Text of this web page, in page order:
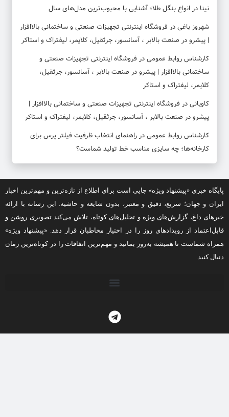
نینا در انواع بنگل طلا؛ آشنایی با محبوب‌ترین مدل‌های سال
شهروز باغیدر فروشگاه اینترنتی تجهیزات صنعتی و ساختمانی بالاافزار
| پیشرو در صنعت بالابر ، آسانسور، جرثقیل، کلایمر، لیفتراک و استاکر
کارشناس روابط عمومیدر فروشگاه اینترنتی تجهیزات صنعتی و
ساختمانی بالاافزار | پیشرو در صنعت بالابر ، آسانسور، جرثقیل،
کلایمر، لیفتراک و استاکر
کاویانیدر فروشگاه اینترنتی تجهیزات صنعتی و ساختمانی بالاافزار |
پیشرو در صنعت بالابر ، آسانسور، جرثقیل، کلایمر، لیفتراک و استاکر
کارشناس روابط عمومیدر راهنمای انتخاب ظرفیت فیلتر پرس برای
کارخانه‌ها؛ چه سایزی مناسب خط تولید شماست؟
پایگاه خبری «پیشنهاد ویژه» جایی است برای اطلاع از تازه‌ترین و مهم‌ترین اخبار
ایران و جهان؛ سریع، دقیق و معتبر، بدون شایعه و حاشیه. این رسانه با ارائه
خبرهای داغ، گزارش‌های ویژه و تحلیل‌های کوتاه، تلاش می‌کند تصویری روشن و
قابل‌اعتماد از رویدادهای روز را در اختیار مخاطبان قرار دهد. «پیشنهاد ویژه»
همراه شماست تا همیشه به‌روز بمانید و مهم‌ترین اتفاقات را در کوتاه‌ترین زمان
دنبال کنید.